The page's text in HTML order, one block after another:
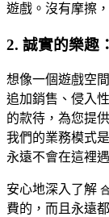
遊戲。沒有摩擦
2. 誠實的樂趣
想像一個遊戲空
追加銷售、侵入
的款待，為您提
我們的業務模式
永遠不會在這裡
安心地深入了解
費的，而且永遠